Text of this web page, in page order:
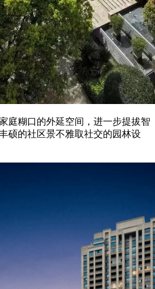
糊口的外延空间，进一步提拔智
硕的社区景不雅取社交的园林设